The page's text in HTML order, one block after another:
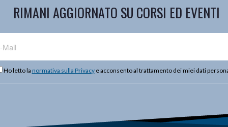
RIMANI AGGIORNATO SU CORSI ED EVENTI
Ho letto la normativa sulla Privacye acconsento al trattamento dei miei dati